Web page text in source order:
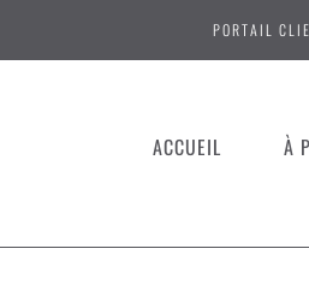
PORTAIL
ACCUEIL À